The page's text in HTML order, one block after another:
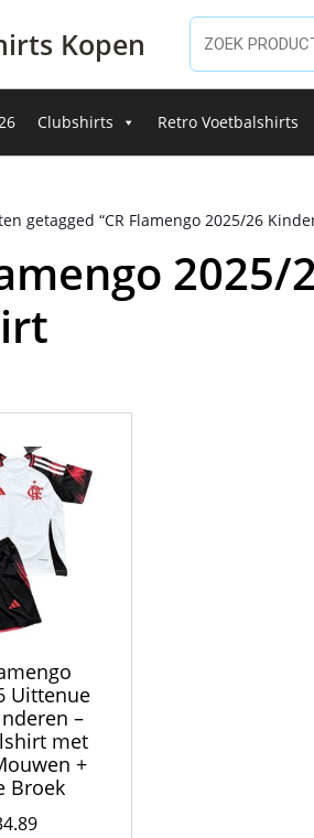
Kopen
Clubshirts Retro Voetbalshirts
getagged “CR Flamengo 2025/26
Uittenue
–
met
+
Broek